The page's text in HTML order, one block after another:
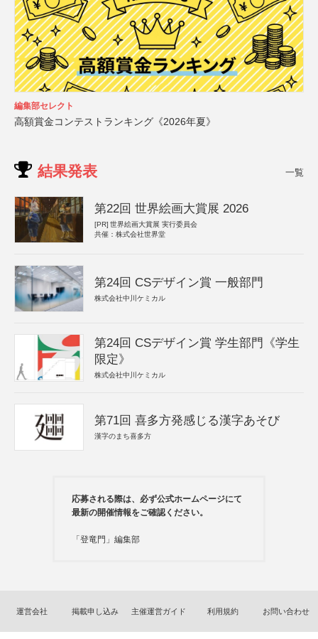
編集部セレクト
高額賞金コンテストランキング《2026年夏》
結果発表 一覧
第22回 世界絵画大賞展 2026
[PR] 世界絵画大賞展 実行委員会
共催：株式会社世界堂
第24回 CSデザイン賞 一般部門
株式会社中川ケミカル
第24回 CSデザイン賞 学生部門《学生
限定》
株式会社中川ケミカル
第71回 喜多方発感じる漢字あそび
漢字のまち喜多方
応募される際は、必ず公式ホームページにて
最新の開催情報をご確認ください。
「登竜門」編集部
運営会社 掲載申し込み 主催運営ガイド 利用規約 お問い合わせ